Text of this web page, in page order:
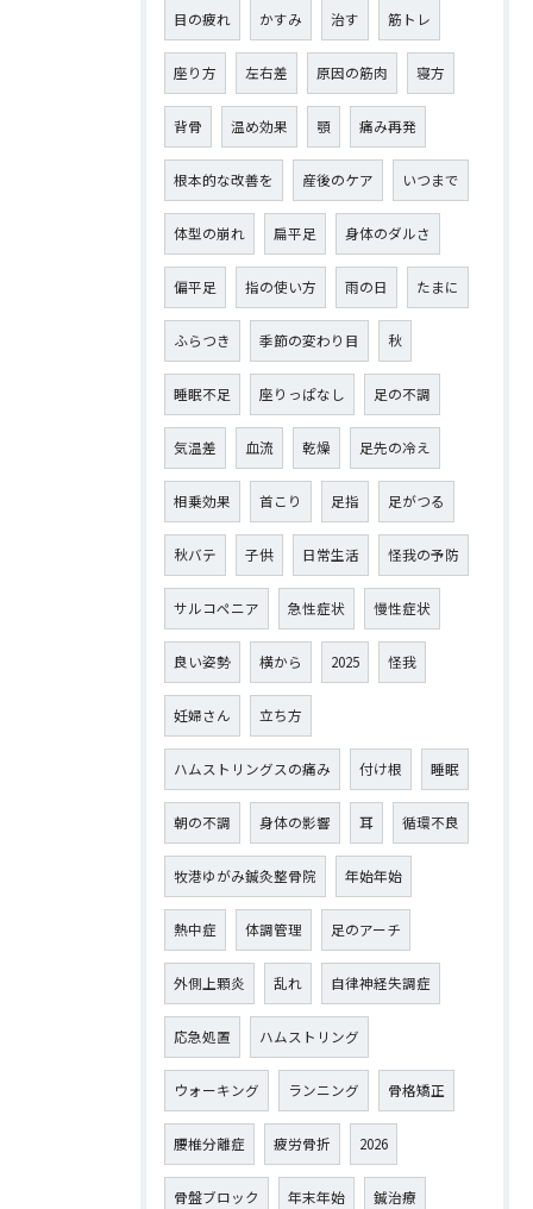
目の疲れ かすみ 治す 筋トレ
座り方 左右差 原因の筋肉 寝方
背骨 温め効果 顎 痛み再発
根本的な改善を 産後のケア いつまで
体型の崩れ 扁平足 身体のダルさ
偏平足 指の使い方 雨の日 たまに
ふらつき 季節の変わり目 秋
睡眠不足 座りっぱなし 足の不調
気温差 血流 乾燥 足先の冷え
相乗効果 首こり 足指 足がつる
秋バテ 子供 日常生活 怪我の予防
サルコペニア 急性症状 慢性症状
良い姿勢 横から 2025 怪我
妊婦さん 立ち方
ハムストリングスの痛み 付け根 睡眠
朝の不調 身体の影響 耳 循環不良
牧港ゆがみ鍼灸整骨院 年始年始
熱中症 体調管理 足のアーチ
外側上顆炎 乱れ 自律神経失調症
応急処置 ハムストリング
ウォーキング ランニング 骨格矯正
腰椎分離症 疲労骨折 2026
骨盤ブロック 年末年始 鍼治療